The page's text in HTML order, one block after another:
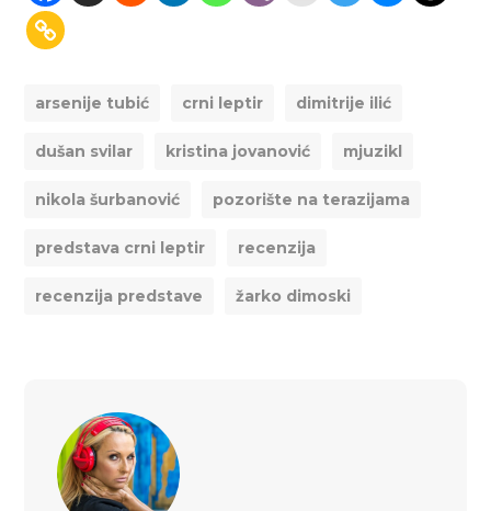
arsenije tubić crni leptir dimitrije ilić
dušan svilar kristina jovanović mjuzikl
nikola šurbanović pozorište na terazijama
predstava crni leptir recenzija
recenzija predstave žarko dimoski